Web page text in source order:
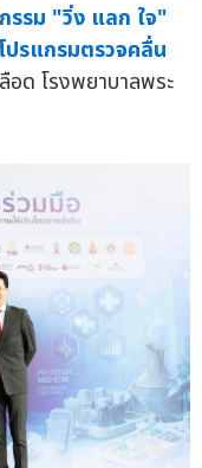
รรม "วิ่ง แลก ใจ"
ปรแกรมตรวจคลื่น
ด โรงพยาบาลพระ